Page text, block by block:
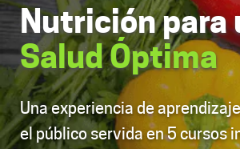
Nutrición para
Salud Óptima
Una experiencia de
el público servida en 5 cursos